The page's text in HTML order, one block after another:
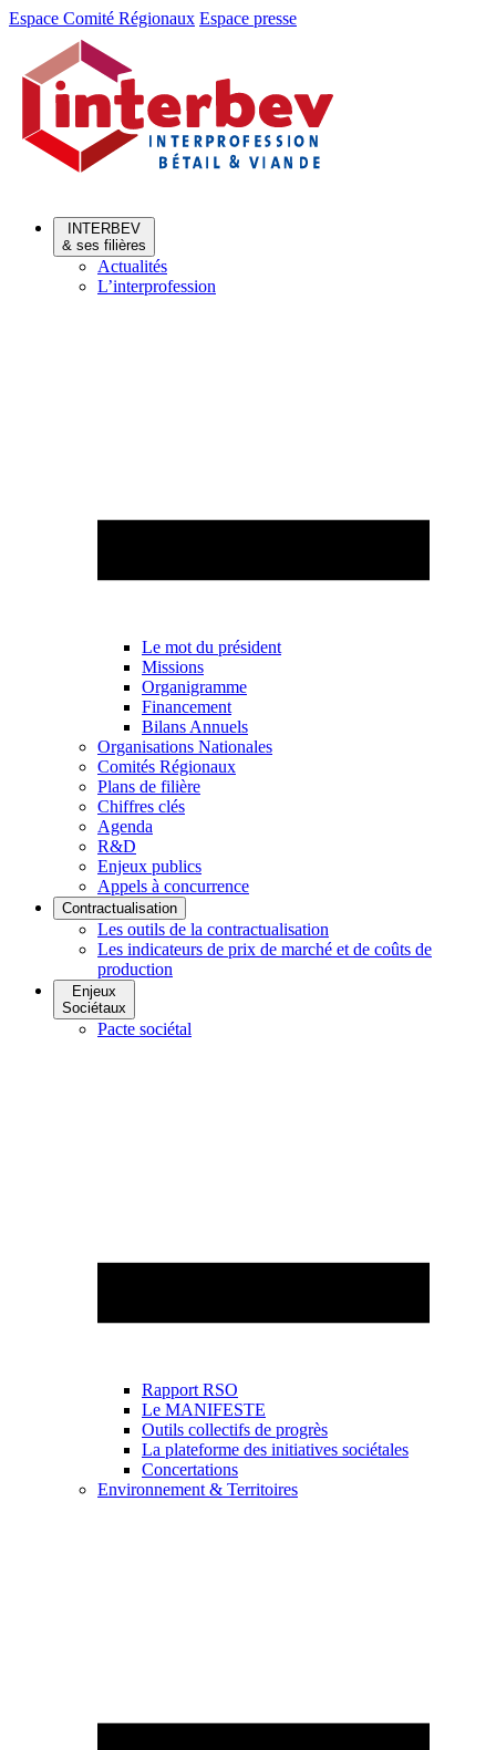
Aller
Aller
contenu
Espace Comité Régionaux Espace presse
INTERBEV
& ses filières
Actualités
L’interprofession
Le mot du président
Missions
Organigramme
Financement
Bilans Annuels
Organisations Nationales
Comités Régionaux
Plans de filière
Chiffres clés
Agenda
R&D
Enjeux publics
Appels à concurrence
Contractualisation
Les outils de la contractualisation
Les indicateurs de prix de marché et de coûts de
production
Enjeux
Sociétaux
Pacte sociétal
Rapport RSO
Le MANIFESTE
Outils collectifs de progrès
La plateforme des initiatives sociétales
Concertations
Environnement & Territoires